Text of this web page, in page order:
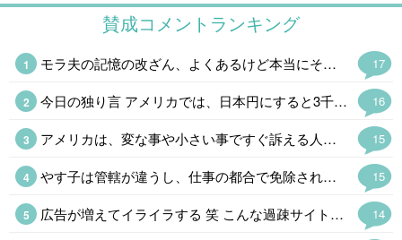
賛成コメントランキング
17
モラ夫の記憶の改ざん、よくあるけど本当にそう思い込んでるのか、わざとなのか、どっちだろう どっちにしても、あんさん別れなはれなのは同じだけどね
16
今日の独り言 アメリカでは、日本円にすると3千円程度でサクッと訴えを起こせる制度があるんだけど デート中の映画館でスマホをイジっていたデート相手を訴えた男がいてね、少し前に話題になったんだけど 女は映画やデートが面白くないからスマホイジっていたとしたら 悪夢のデートが終わっても悪夢だった 笑
15
アメリカは、変な事や小さい事ですぐ訴える人いるよね。 そんな事くらいで訴えるような男と、デートして楽しいわけないわ。 つまらないからスマホしてたって気付け。笑
15
やす子は管轄が違うし、仕事の都合で免除される制度もあるから、南海トラフクラスの災害が無い限り、招集される事はないね。
14
広告が増えてイライラする 笑 こんな過疎サイトなのに、なんで増えるの?